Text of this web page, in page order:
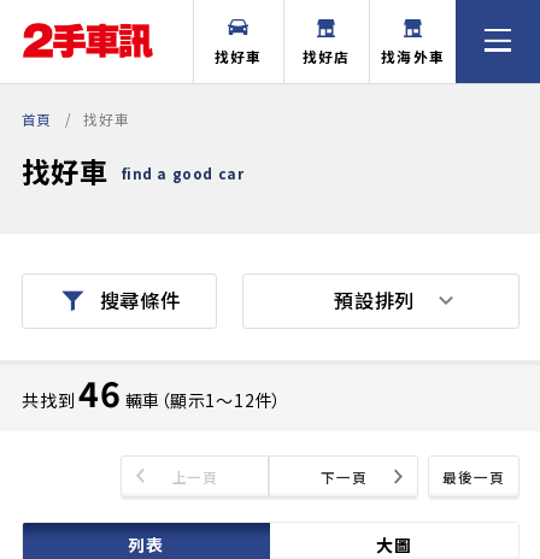
找好車 找好店 找海外車
首頁 找好車
找好車 find a good car
搜尋條件
共找到 46 輛車（顯示1〜12件）
最後一頁
上一頁 下一頁
列表 大圖
預設排列